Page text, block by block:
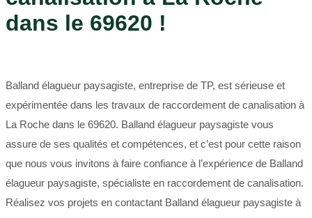
dans le 69620 !
Balland élagueur paysagiste, entreprise de TP, est sérieuse et
expérimentée dans les travaux de raccordement de canalisation à
La Roche dans le 69620. Balland élagueur paysagiste vous
assure de ses qualités et compétences, et c’est pour cette raison
que nous vous invitons à faire confiance à l’expérience de Balland
élagueur paysagiste, spécialiste en raccordement de canalisation.
Réalisez vos projets en contactant Balland élagueur paysagiste à